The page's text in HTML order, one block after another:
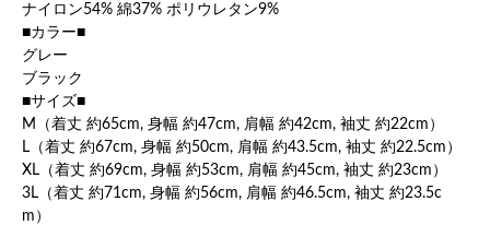
ナイロン54% 綿37% ポリウレタン9%
■カラー■
グレー
ブラック
■サイズ■
M（着丈 約65cm, 身幅 約47cm, 肩幅 約42cm, 袖丈 約22cm）
L（着丈 約67cm, 身幅 約50cm, 肩幅 約43.5cm, 袖丈 約22.5cm）
XL（着丈 約69cm, 身幅 約53cm, 肩幅 約45cm, 袖丈 約23cm）
3L（着丈 約71cm, 身幅 約56cm, 肩幅 約46.5cm, 袖丈 約23.5c
m）